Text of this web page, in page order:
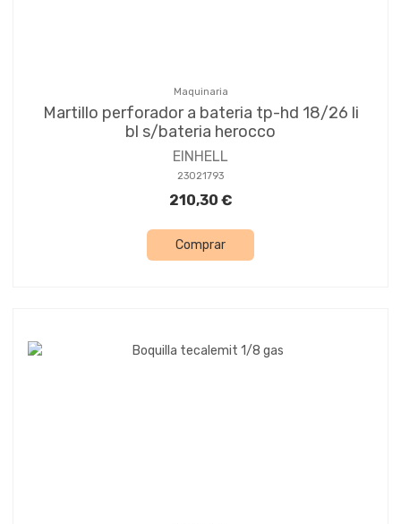
Maquinaria
Martillo perforador a bateria tp-hd 18/26 li
bl s/bateria herocco
EINHELL
23021793
210,30 €
Comprar